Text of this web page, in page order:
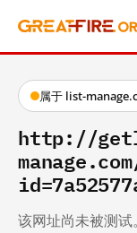
属于 list-
http://
该网址尚未被测试。